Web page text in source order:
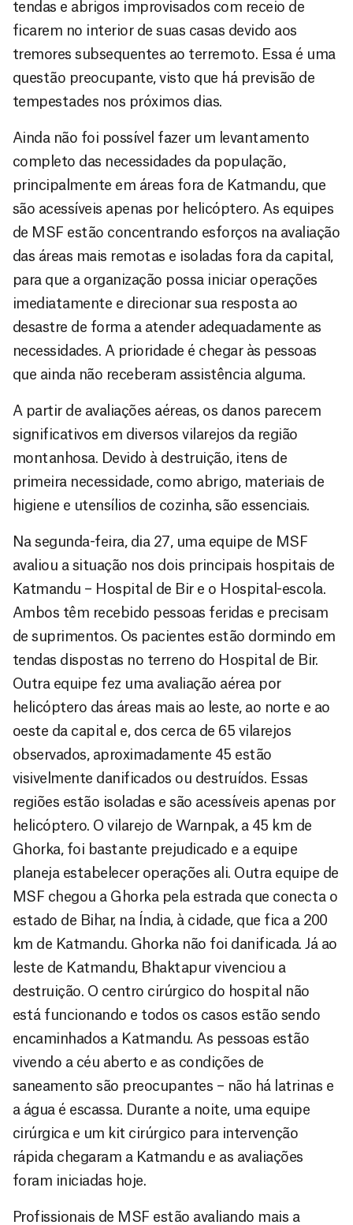
tendas e abrigos improvisados com receio de
ficarem no interior de suas casas devido aos
tremores subsequentes ao terremoto. Essa é uma
questão preocupante, visto que há previsão de
tempestades nos próximos dias.
Ainda não foi possível fazer um levantamento
completo das necessidades da população,
principalmente em áreas fora de Katmandu, que
são acessíveis apenas por helicóptero. As equipes
de MSF estão concentrando esforços na avaliação
das áreas mais remotas e isoladas fora da capital,
para que a organização possa iniciar operações
imediatamente e direcionar sua resposta ao
desastre de forma a atender adequadamente as
necessidades. A prioridade é chegar às pessoas
que ainda não receberam assistência alguma.
A partir de avaliações aéreas, os danos parecem
significativos em diversos vilarejos da região
montanhosa. Devido à destruição, itens de
primeira necessidade, como abrigo, materiais de
higiene e utensílios de cozinha, são essenciais.
Na segunda-feira, dia 27, uma equipe de MSF
avaliou a situação nos dois principais hospitais de
Katmandu – Hospital de Bir e o Hospital-escola.
Ambos têm recebido pessoas feridas e precisam
de suprimentos. Os pacientes estão dormindo em
tendas dispostas no terreno do Hospital de Bir.
Outra equipe fez uma avaliação aérea por
helicóptero das áreas mais ao leste, ao norte e ao
oeste da capital e, dos cerca de 65 vilarejos
observados, aproximadamente 45 estão
visivelmente danificados ou destruídos. Essas
regiões estão isoladas e são acessíveis apenas por
helicóptero. O vilarejo de Warnpak, a 45 km de
Ghorka, foi bastante prejudicado e a equipe
planeja estabelecer operações ali. Outra equipe de
MSF chegou a Ghorka pela estrada que conecta o
estado de Bihar, na Índia, à cidade, que fica a 200
km de Katmandu. Ghorka não foi danificada. Já ao
leste de Katmandu, Bhaktapur vivenciou a
destruição. O centro cirúrgico do hospital não
está funcionando e todos os casos estão sendo
encaminhados a Katmandu. As pessoas estão
vivendo a céu aberto e as condições de
saneamento são preocupantes – não há latrinas e
a água é escassa. Durante a noite, uma equipe
cirúrgica e um kit cirúrgico para intervenção
rápida chegaram a Katmandu e as avaliações
foram iniciadas hoje.
Profissionais de MSF estão avaliando mais a